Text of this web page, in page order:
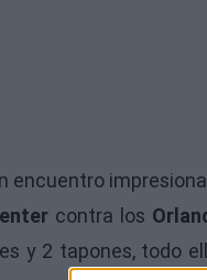
encuentro
contra los
y 2 tapones, todo